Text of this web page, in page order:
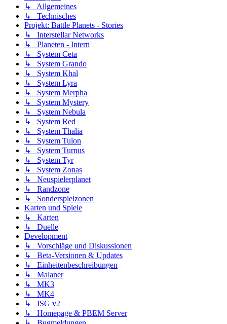
↳ Allgemeines
↳ Technisches
Projekt: Battle Planets - Stories
↳ Interstellar Networks
↳ Planeten - Intern
↳ System Ceta
↳ System Grando
↳ System Khal
↳ System Lyra
↳ System Merpha
↳ System Mystery
↳ System Nebula
↳ System Red
↳ System Thalia
↳ System Tulon
↳ System Turnus
↳ System Tyr
↳ System Zonas
↳ Neuspielerplanet
↳ Randzone
↳ Sonderspielzonen
Karten und Spiele
↳ Karten
↳ Duelle
Development
↳ Vorschläge und Diskussionen
↳ Beta-Versionen & Updates
↳ Einheitenbeschreibungen
↳ Malaner
↳ MK3
↳ MK4
↳ ISG v2
↳ Homepage & PBEM Server